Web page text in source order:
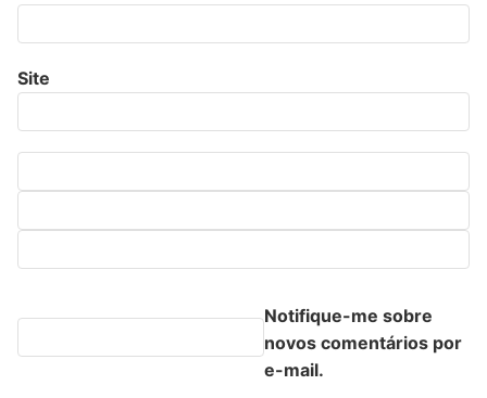
Site
Notifique-me sobre
novos comentários por
e-mail.